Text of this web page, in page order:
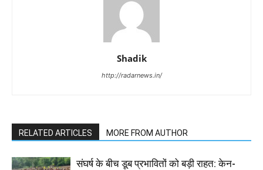
Shadik
http://radarnews.in/
RELATED ARTICLES MORE FROM AUTHOR
संघर्ष के बीच डूब प्रभावितों को बड़ी राहत: केन-